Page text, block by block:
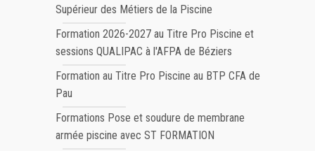
Supérieur des Métiers de la Piscine
Formation 2026-2027 au Titre Pro Piscine et
sessions QUALIPAC à l'AFPA de Béziers
Formation au Titre Pro Piscine au BTP CFA de
Pau
Formations Pose et soudure de membrane
armée piscine avec ST FORMATION